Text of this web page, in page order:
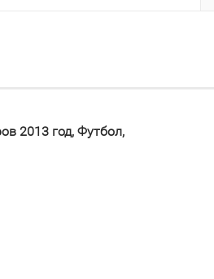
2013 год, Футбол,